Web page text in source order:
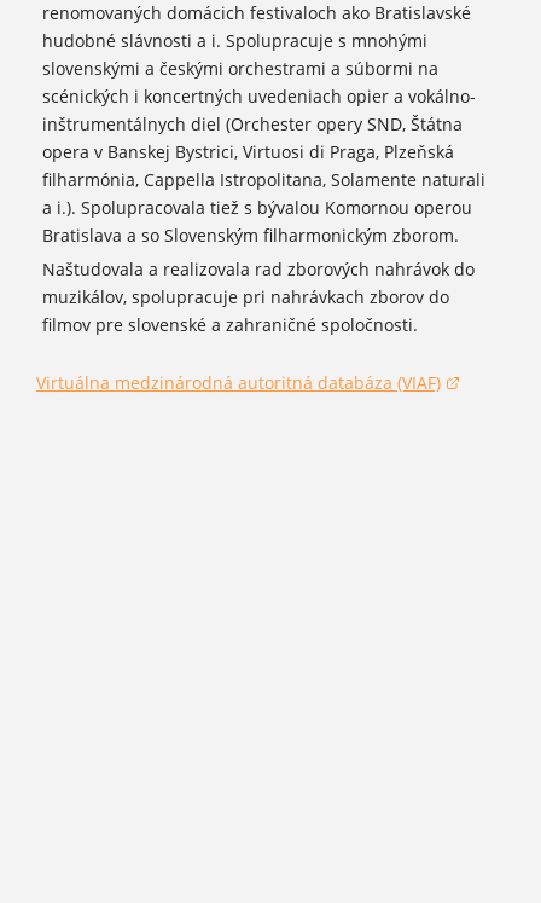
renomovaných domácich festivaloch ako Bratislavské
hudobné slávnosti a i. Spolupracuje s mnohými
slovenskými a českými orchestrami a súbormi na
scénických i koncertných uvedeniach opier a vokálno-
inštrumentálnych diel (Orchester opery SND, Štátna
opera v Banskej Bystrici, Virtuosi di Praga, Plzeňská
filharmónia, Cappella Istropolitana, Solamente naturali
a i.). Spolupracovala tiež s bývalou Komornou operou
Bratislava a so Slovenským filharmonickým zborom.
Naštudovala a realizovala rad zborových nahrávok do
muzikálov, spolupracuje pri nahrávkach zborov do
filmov pre slovenské a zahraničné spoločnosti.
Virtuálna medzinárodná autoritná databáza (VIAF)
(otvorí sa v novom okne)